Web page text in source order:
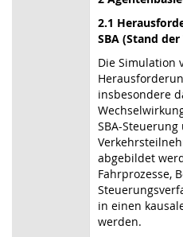
2.1
SBA (Stand
Die Simulation
insbesondere
SBA-
abgebildet
Fahrprozesse,
in einen
werden.